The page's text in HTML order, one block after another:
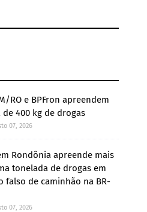
RO e BPFron apreendem
de 400 kg de drogas
07, 2026
Rondônia apreende mais
tonelada de drogas em
falso de caminhão na BR-
07, 2026